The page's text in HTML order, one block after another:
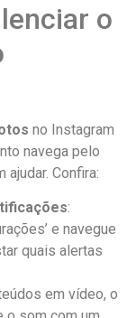
o
no Instagram⁤
navega pelo
Confira:
:⁢
e navegue
quais alertas
em ⁣vídeo, o